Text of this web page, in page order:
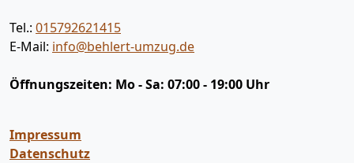
Tel.: 015792621415
E-Mail: info@behlert-umzug.de
Öffnungszeiten: Mo - Sa: 07:00 - 19:00 Uhr
Impressum
Datenschutz